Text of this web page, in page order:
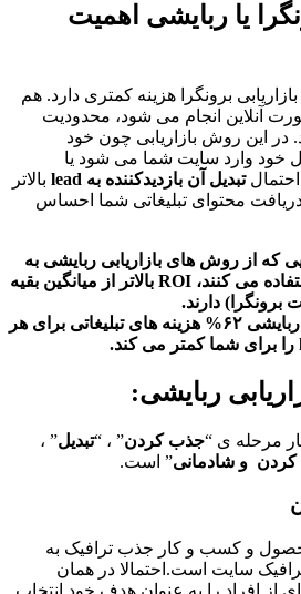
یا ربایشی اهمیت
برونگرا هزینه کمتری دارد. هم
آنلاین انجام می شود، محدودیت
در این روش بازاریابی چون خود
خود وارد سایت شما می شود یا
تبدیل آن بازدیدکننده به lead
بالاتر
محتوای تبلیغاتی شما احساس
که از روش های بازاریابی ربایشی به
می کنند، ROI بالاتر از میانگین بقیه
برونگرا) دارند.
استفاده از بازاریابی ربایشی ۶۲% هزینه های تبلیغاتی برای هر
مرحله ی “جذب کردن” ، “تبدیل” ،
و شادمانی” است.
و کسب و کار جذب ترافیک به
سایت است.احتمالا در همان